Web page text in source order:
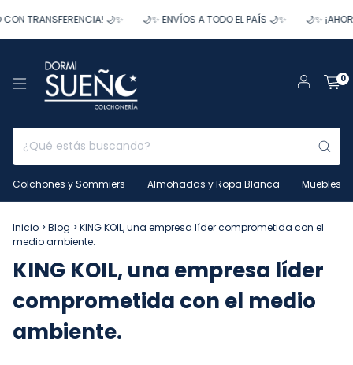
TRANSFERENCIA! 🌙✨ 🌙✨ ENVÍOS A TODO EL PAÍS 🌙✨ 🌙✨
0
Colchones y Sommiers Almohadas y Ropa Blanca Muebles
Inicio > Blog > KING KOIL, una empresa líder comprometida con el
medio ambiente.
KING KOIL, una empresa líder
comprometida con el medio
ambiente.